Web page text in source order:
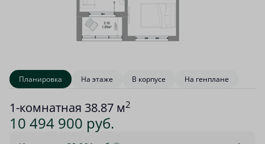
Планировка На этаже В корпусе На генплане
1-комнатная 38.87 м2
10 494 900 руб.